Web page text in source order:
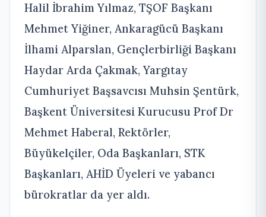
Halil İbrahim Yılmaz, TŞOF Başkanı
Mehmet Yiğiner, Ankaragücü Başkanı
İlhami Alparslan, Gençlerbirliği Başkanı
Haydar Arda Çakmak, Yargıtay
Cumhuriyet Başsavcısı Muhsin Şentürk,
Başkent Üniversitesi Kurucusu Prof Dr
Mehmet Haberal, Rektörler,
Büyükelçiler, Oda Başkanları, STK
Başkanları, AHİD Üyeleri ve yabancı
bürokratlar da yer aldı.